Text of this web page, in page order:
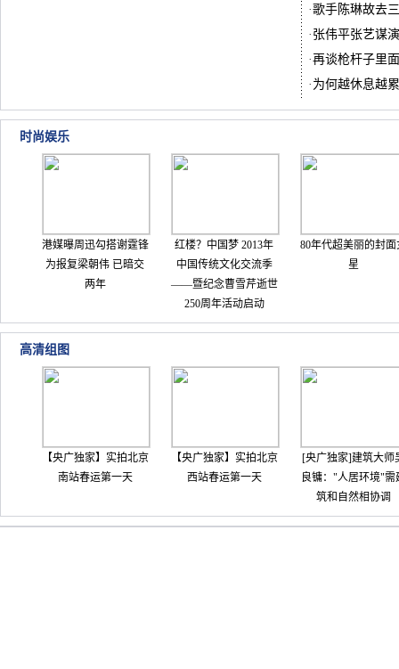
·歌手陈琳故去
· 张伟平张艺谋
·再谈枪杆子里
· 为何越休息越
时尚娱乐
港媒曝周迅勾搭谢霆锋
为报复梁朝伟 已暗交
两年
红楼？中国梦 2013年
中国传统文化交流季
——暨纪念曹雪芹逝世
250周年活动启动
80年代超美丽的封面
星
高清组图
【央广独家】实拍北京
南站春运第一天
【央广独家】实拍北京
西站春运第一天
[央广独家]建筑大师
良镛："人居环境"需
筑和自然相协调